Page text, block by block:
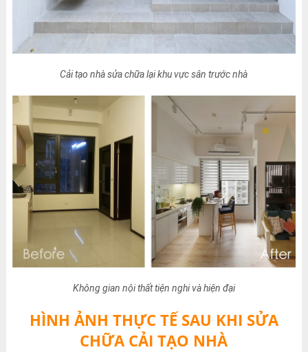
Cải tạo nhà sửa chữa lại khu vực sân trước nhà
Không gian nội thất tiện nghi và hiện đại
HÌNH ẢNH THỰC TẾ SAU KHI SỬA
CHỮA CẢI TẠO NHÀ